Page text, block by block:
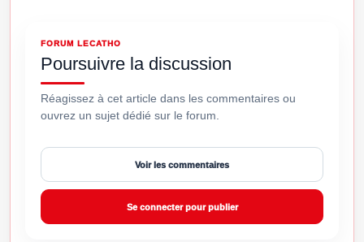
FORUM LECATHO
Poursuivre la discussion
Réagissez à cet article dans les commentaires ou
ouvrez un sujet dédié sur le forum.
Voir les commentaires
Se connecter pour publier